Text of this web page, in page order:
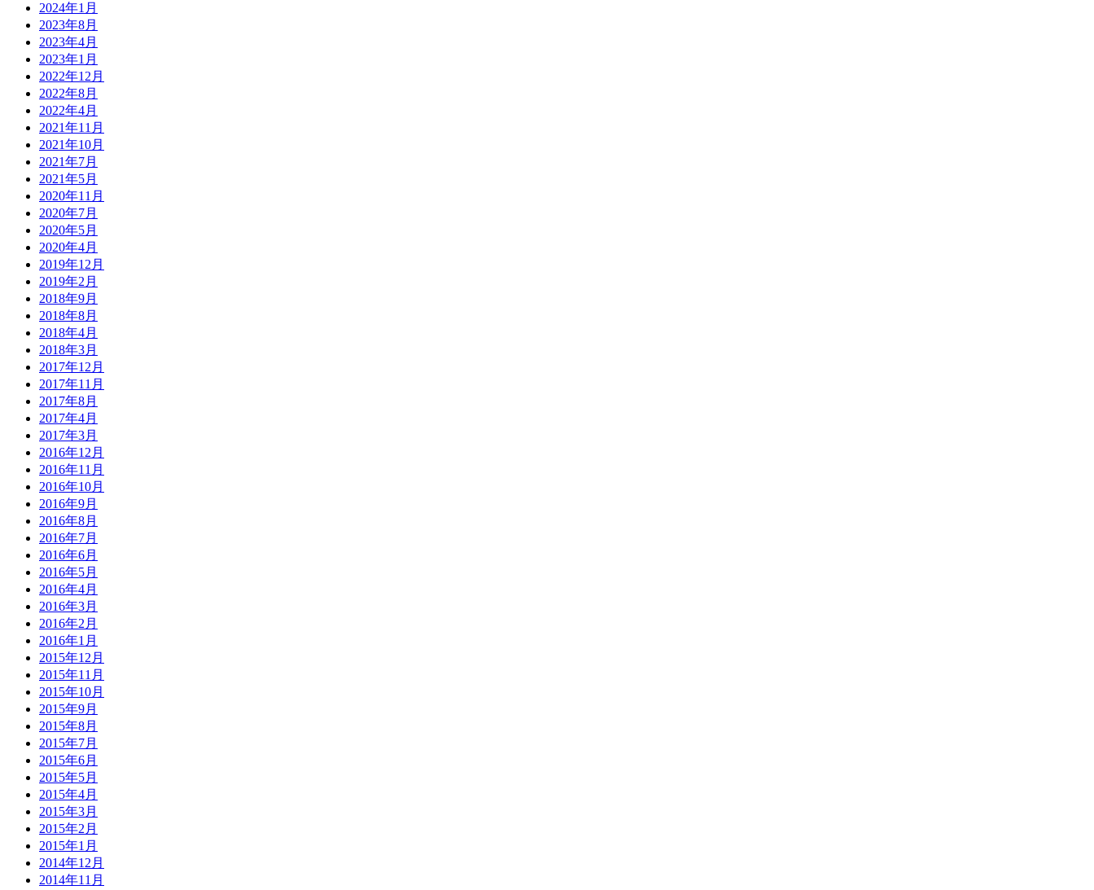
2024年1月
2023年8月
2023年4月
2023年1月
2022年12月
2022年8月
2022年4月
2021年11月
2021年10月
2021年7月
2021年5月
2020年11月
2020年7月
2020年5月
2020年4月
2019年12月
2019年2月
2018年9月
2018年8月
2018年4月
2018年3月
2017年12月
2017年11月
2017年8月
2017年4月
2017年3月
2016年12月
2016年11月
2016年10月
2016年9月
2016年8月
2016年7月
2016年6月
2016年5月
2016年4月
2016年3月
2016年2月
2016年1月
2015年12月
2015年11月
2015年10月
2015年9月
2015年8月
2015年7月
2015年6月
2015年5月
2015年4月
2015年3月
2015年2月
2015年1月
2014年12月
2014年11月